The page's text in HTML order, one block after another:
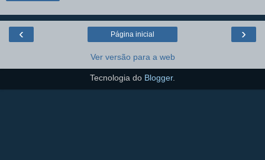
‹ ›
Página inicial
Ver versão para a web
Tecnologia do Blogger.